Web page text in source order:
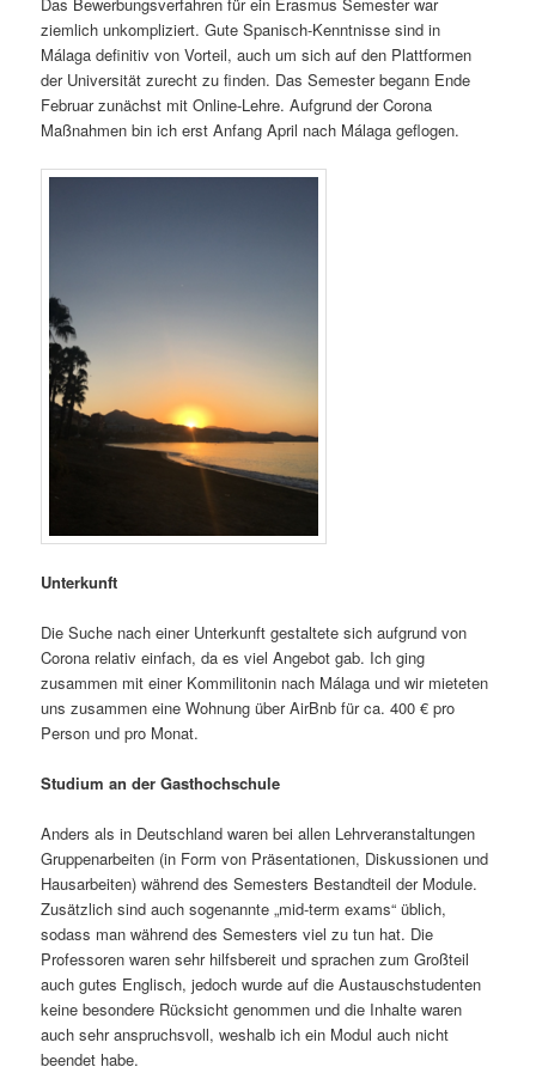
Das Bewerbungsverfahren für ein Erasmus Semester war
ziemlich unkompliziert. Gute Spanisch-Kenntnisse sind in
Málaga definitiv von Vorteil, auch um sich auf den Plattformen
der Universität zurecht zu finden. Das Semester begann Ende
Februar zunächst mit Online-Lehre. Aufgrund der Corona
Maßnahmen bin ich erst Anfang April nach Málaga geflogen.
Unterkunft
Die Suche nach einer Unterkunft gestaltete sich aufgrund von
Corona relativ einfach, da es viel Angebot gab. Ich ging
zusammen mit einer Kommilitonin nach Málaga und wir mieteten
uns zusammen eine Wohnung über AirBnb für ca. 400 € pro
Person und pro Monat.
Studium an der Gasthochschule
Anders als in Deutschland waren bei allen Lehrveranstaltungen
Gruppenarbeiten (in Form von Präsentationen, Diskussionen und
Hausarbeiten) während des Semesters Bestandteil der Module.
Zusätzlich sind auch sogenannte „mid-term exams“ üblich,
sodass man während des Semesters viel zu tun hat. Die
Professoren waren sehr hilfsbereit und sprachen zum Großteil
auch gutes Englisch, jedoch wurde auf die Austauschstudenten
keine besondere Rücksicht genommen und die Inhalte waren
auch sehr anspruchsvoll, weshalb ich ein Modul auch nicht
beendet habe.